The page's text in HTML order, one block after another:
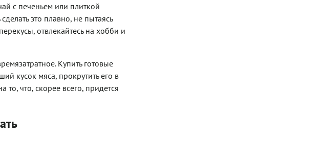
с печеньем или плиткой
это плавно, не пытаясь
отвлекайтесь на хобби и
Купить готовые
кусок мяса, прокрутить его в
то, что, скорее всего, придется